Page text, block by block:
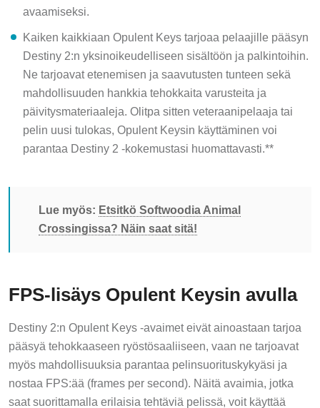
avaamiseksi.
Kaiken kaikkiaan Opulent Keys tarjoaa pelaajille pääsyn
Destiny 2:n yksinoikeudelliseen sisältöön ja palkintoihin.
Ne tarjoavat etenemisen ja saavutusten tunteen sekä
mahdollisuuden hankkia tehokkaita varusteita ja
päivitysmateriaaleja. Olitpa sitten veteraanipelaaja tai
pelin uusi tulokas, Opulent Keysin käyttäminen voi
parantaa Destiny 2 -kokemustasi huomattavasti.**
Lue myös: Etsitkö Softwoodia Animal
Crossingissa? Näin saat sitä!
FPS-lisäys Opulent Keysin avulla
Destiny 2:n Opulent Keys -avaimet eivät ainoastaan tarjoa
pääsyä tehokkaaseen ryöstösaaliiseen, vaan ne tarjoavat
myös mahdollisuuksia parantaa pelinsuorituskykyäsi ja
nostaa FPS:ää (frames per second). Näitä avaimia, jotka
saat suorittamalla erilaisia tehtäviä pelissä, voit käyttää